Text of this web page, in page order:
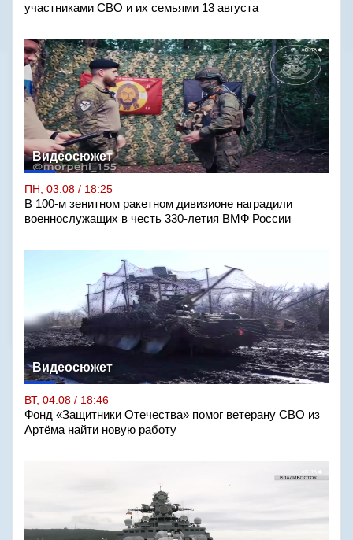
участниками СВО и их семьями 13 августа
Видеосюжет
ПН, 03.08 / 18:25
В 100-м зенитном ракетном дивизионе наградили
военнослужащих в честь 330-летия ВМФ России
Видеосюжет
ВТ, 04.08 / 18:46
Фонд «Защитники Отечества» помог ветерану СВО из
Артёма найти новую работу